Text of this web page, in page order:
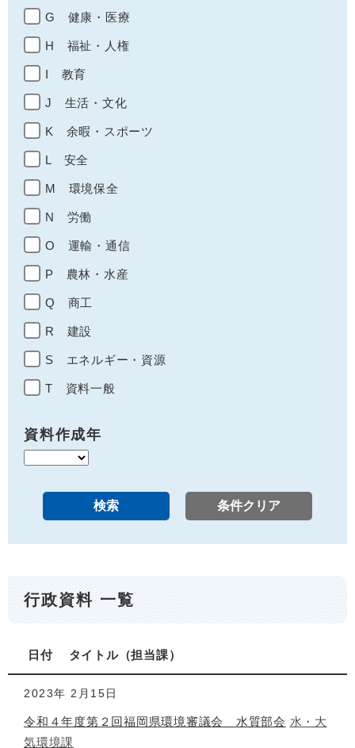
G 健康・医療
H 福祉・人権
I 教育
J 生活・文化
K 余暇・スポーツ
L 安全
M 環境保全
N 労働
O 運輸・通信
P 農林・水産
Q 商工
R 建設
S エネルギー・資源
T 資料一般
資料作成年
行政資料 一覧
日付 タイトル 担当課
2023年 2月15日
令和４年度第２回福岡県環境審議会 水質部会 水・大
気環境課